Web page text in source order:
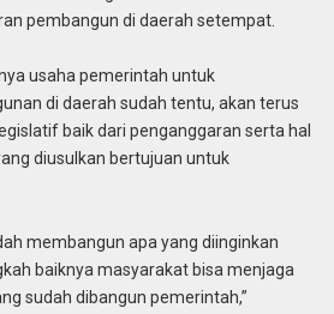
pembangun di daerah setempat.
usaha pemerintah untuk
di daerah sudah tentu, akan terus
baik dari penganggaran serta hal
diusulkan bertujuan untuk
membangun apa yang diinginkan
baiknya masyarakat bisa menjaga
sudah dibangun pemerintah,”